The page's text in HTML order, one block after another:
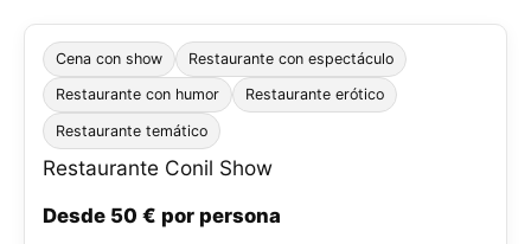
Cena con show Restaurante con espectáculo
Restaurante con humor Restaurante erótico
Restaurante temático
Restaurante Conil Show
Desde 50 € por persona